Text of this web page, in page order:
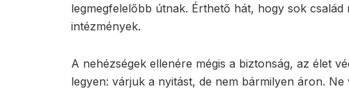
legmegfelelőbb útnak. Érthető hát, hogy sok
intézmények.
A nehézségek ellenére mégis a biztonság, az élet
legyen: várjuk a nyitást, de nem bármilyen áron.